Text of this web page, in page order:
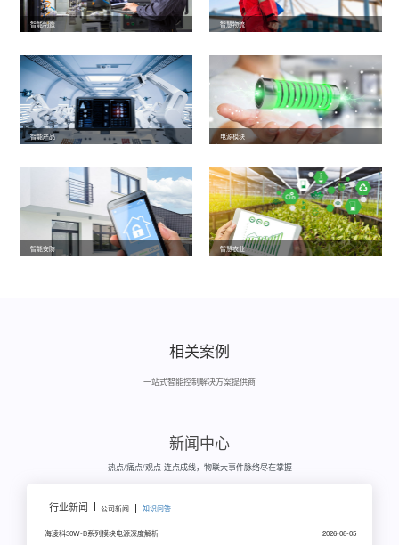
智能制造 智慧物流
智能产品 电源模块
智能安防 智慧农业
相关案例
一站式智能控制解决方案提供商
新闻中心
热点/痛点/观点 连点成线，物联大事件脉络尽在掌握
行业新闻 公司新闻 知识问答
海凌科30W-B系列模块电源深度解析
2026-08-05